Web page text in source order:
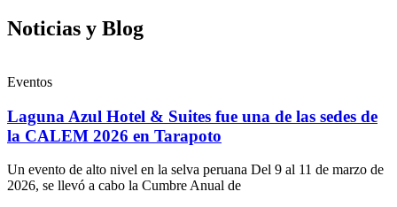
Noticias y Blog
Eventos
Laguna Azul Hotel & Suites fue una de las sedes de
la CALEM 2026 en Tarapoto
Un evento de alto nivel en la selva peruana Del 9 al 11 de marzo de
2026, se llevó a cabo la Cumbre Anual de